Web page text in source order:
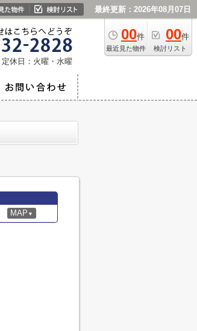
最終更新：2026年08月07日
00件
最近見た物件
00件
検討リスト
定休日：火曜・水曜
MAP ▼